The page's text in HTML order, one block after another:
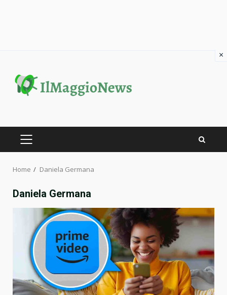
content
PRIMARY
Home Daniela Germana
Daniela Germana
×